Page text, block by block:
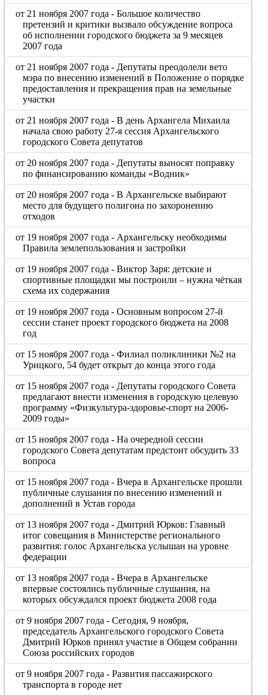
от 21 ноября 2007 года - Большое количество
претензий и критики вызвало обсуждение вопроса
об исполнении городского бюджета за 9 месяцев
2007 года
от 21 ноября 2007 года - Депутаты преодолели вето
мэра по внесению изменений в Положение о порядке
предоставления и прекращения прав на земельные
участки
от 21 ноября 2007 года - В день Архангела Михаила
начала свою работу 27-я сессия Архангельского
городского Совета депутатов
от 20 ноября 2007 года - Депутаты выносят поправку
по финансированию команды «Водник»
от 20 ноября 2007 года - В Архангельске выбирают
место для будущего полигона по захоронению
отходов
от 19 ноября 2007 года - Архангельску необходимы
Правила землепользования и застройки
от 19 ноября 2007 года - Виктор Заря: детские и
спортивные площадки мы построили – нужна чёткая
схема их содержания
от 19 ноября 2007 года - Основным вопросом 27-й
сессии станет проект городского бюджета на 2008
год
от 15 ноября 2007 года - Филиал поликлиники №2 на
Урицкого, 54 будет открыт до конца этого года
от 15 ноября 2007 года - Депутаты городского Совета
предлагают внести изменения в городскую целевую
программу «Физкультура-здоровье-спорт на 2006-
2009 годы»
от 15 ноября 2007 года - На очередной сессии
городского Совета депутатам предстоит обсудить 33
вопроса
от 15 ноября 2007 года - Вчера в Архангельске прошли
публичные слушания по внесению изменений и
дополнений в Устав города
от 13 ноября 2007 года - Дмитрий Юрков: Главный
итог совещания в Министерстве регионального
развития: голос Архангельска услышан на уровне
федерации
от 13 ноября 2007 года - Вчера в Архангельске
впервые состоялись публичные слушания, на
которых обсуждался проект бюджета 2008 года
от 9 ноября 2007 года - Сегодня, 9 ноября,
председатель Архангельского городского Совета
Дмитрий Юрков принял участие в Общем собрании
Союза российских городов
от 9 ноября 2007 года - Развития пассажирского
транспорта в городе нет